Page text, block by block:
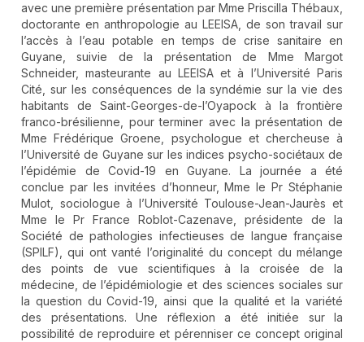
avec une première présentation par Mme Priscilla Thébaux,
doctorante en anthropologie au LEEISA, de son travail sur
l’accès à l’eau potable en temps de crise sanitaire en
Guyane, suivie de la présentation de Mme Margot
Schneider, masteurante au LEEISA et à l’Université Paris
Cité, sur les conséquences de la syndémie sur la vie des
habitants de Saint-Georges-de-l’Oyapock à la frontière
franco-brésilienne, pour terminer avec la présentation de
Mme Frédérique Groene, psychologue et chercheuse à
l’Université de Guyane sur les indices psycho-sociétaux de
l’épidémie de Covid-19 en Guyane. La journée a été
conclue par les invitées d’honneur, Mme le Pr Stéphanie
Mulot, sociologue à l’Université Toulouse-Jean-Jaurès et
Mme le Pr France Roblot-Cazenave, présidente de la
Société de pathologies infectieuses de langue française
(SPILF), qui ont vanté l’originalité du concept du mélange
des points de vue scientifiques à la croisée de la
médecine, de l’épidémiologie et des sciences sociales sur
la question du Covid-19, ainsi que la qualité et la variété
des présentations. Une réflexion a été initiée sur la
possibilité de reproduire et pérenniser ce concept original